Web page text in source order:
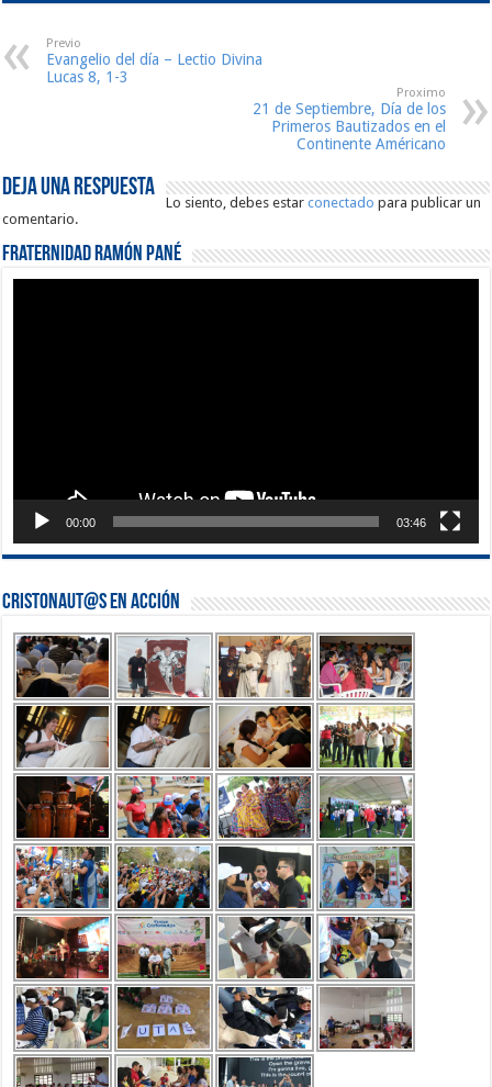
Previo
Evangelio del día – Lectio Divina
Lucas 8, 1-3
Proximo
21 de Septiembre, Día de los
Primeros Bautizados en el
Continente Américano
Deja una respuesta
Lo siento, debes estarconectado para publicar un
comentario.
Fraternidad Ramón Pané
00:00 03:46
Cristonaut@s en Acción